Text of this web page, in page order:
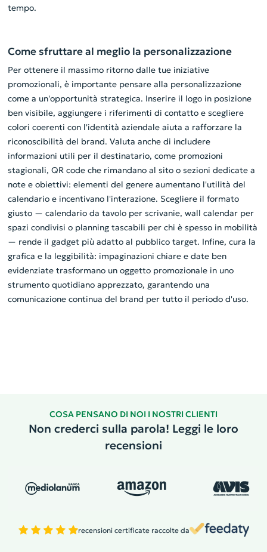
tempo.
Come sfruttare al meglio la personalizzazione
Per ottenere il massimo ritorno dalle tue iniziative
promozionali, è importante pensare alla personalizzazione
come a un'opportunità strategica. Inserire il logo in posizione
ben visibile, aggiungere i riferimenti di contatto e scegliere
colori coerenti con l'identità aziendale aiuta a rafforzare la
riconoscibilità del brand. Valuta anche di includere
informazioni utili per il destinatario, come promozioni
stagionali, QR code che rimandano al sito o sezioni dedicate a
note e obiettivi: elementi del genere aumentano l'utilità del
calendario e incentivano l'interazione. Scegliere il formato
giusto — calendario da tavolo per scrivanie, wall calendar per
spazi condivisi o planning tascabili per chi è spesso in mobilità
— rende il gadget più adatto al pubblico target. Infine, cura la
grafica e la leggibilità: impaginazioni chiare e date ben
evidenziate trasformano un oggetto promozionale in uno
strumento quotidiano apprezzato, garantendo una
comunicazione continua del brand per tutto il periodo d'uso.
COSA PENSANO DI NOI I NOSTRI CLIENTI
Non crederci sulla parola! Leggi le loro
recensioni
recensioni certificate raccolte da